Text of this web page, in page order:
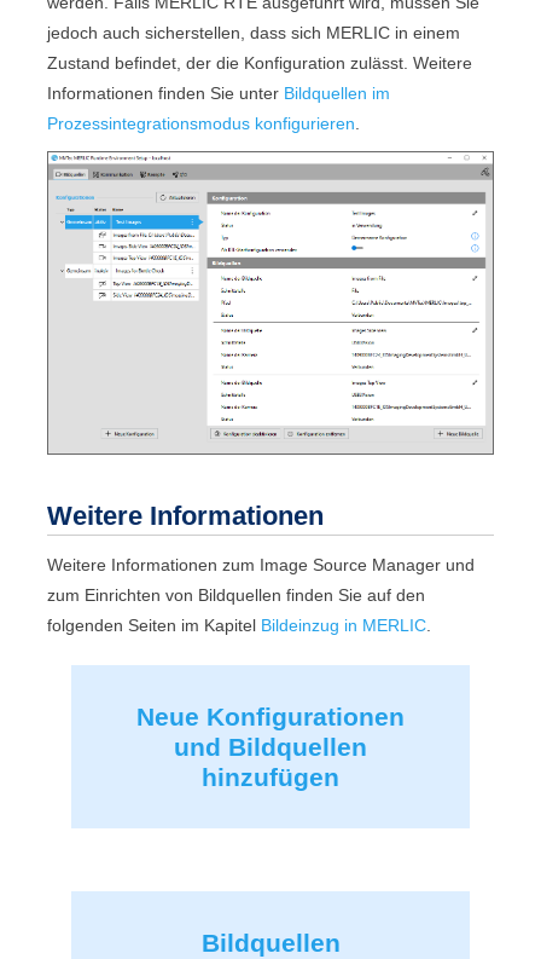
jedoch auch sicherstellen, dass sich MERLIC in einem
Zustand befindet, der die Konfiguration zulässt. Weitere
Informationen finden Sie unter Bildquellen im
Prozessintegrationsmodus konfigurieren
Weitere Informationen
Weitere Informationen zum Image Source Manager und
zum Einrichten von Bildquellen finden Sie auf den
folgenden Seiten im Kapitel Bildeinzug in MERLIC.
Neue Konfigurationen
und Bildquellen
hinzufügen
Bildquellen